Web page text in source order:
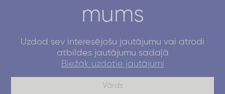
mums
Uzdod sev interesējošu jautājumu vai atrodi
atbildes jautājumu sadaļā
Biežāk uzdotie jautājumi